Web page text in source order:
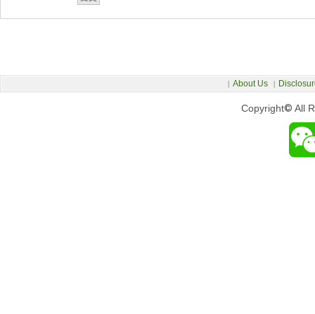
Copyright© All
| About Us |